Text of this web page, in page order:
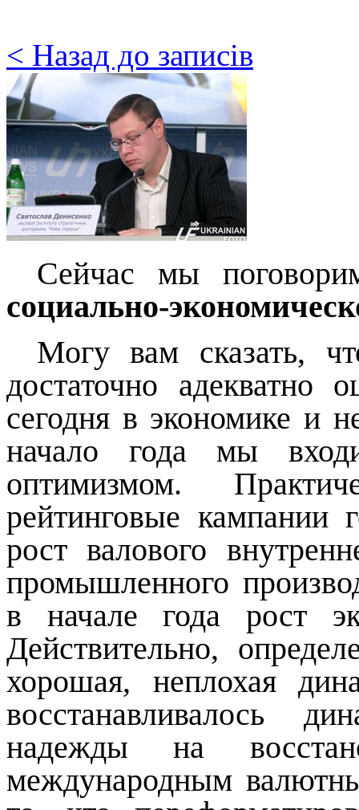
< Назад до записів
Сейчас мы
социально-
Могу вам сказать,
достаточно адекватно
сегодня в экономике и
начало года мы
оптимизмом.
рейтинговые
рост валового
промышленного
в начале года рост
Действительно,
хорошая, неплохая
восстанавливалось
надежды на
международным